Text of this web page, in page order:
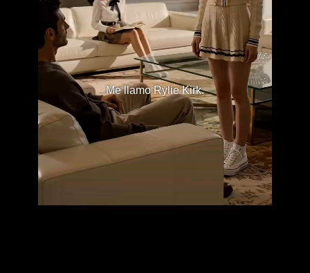
Me llamo Rylie Kirk.